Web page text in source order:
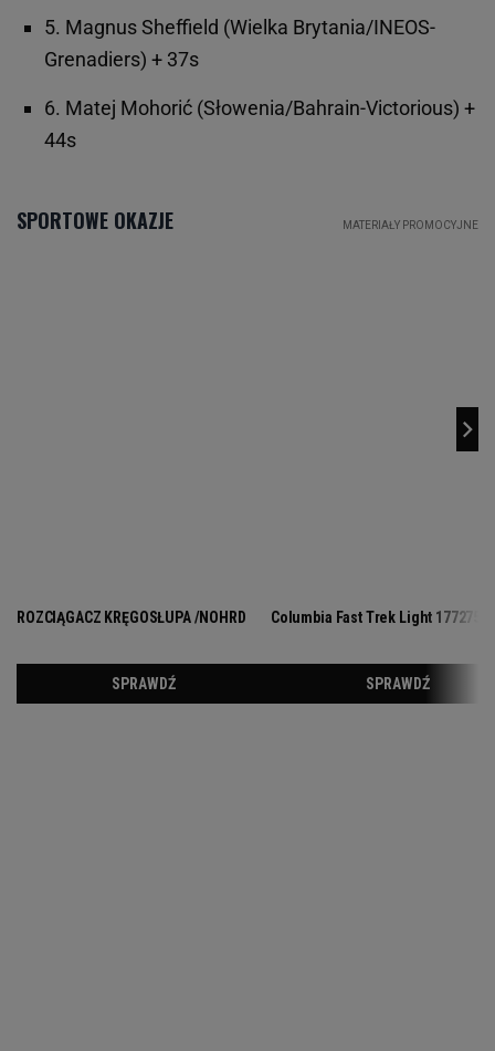
5. Magnus Sheffield (Wielka Brytania/INEOS-
Grenadiers) + 37s
6. Matej Mohorić (Słowenia/Bahrain-Victorious) +
44s